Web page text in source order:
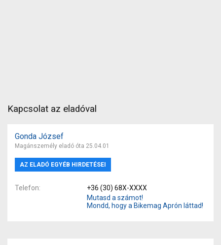
Kapcsolat az eladóval
Gonda József
Magánszemély eladó óta 25.04.01
AZ ELADÓ EGYÉB HIRDETÉSEI
Telefon
+36 (30) 68X-XXXX
Mutasd a számot!
Mondd, hogy a Bikemag Aprón láttad!